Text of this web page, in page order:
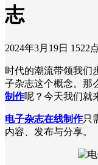
志
2024年3月19日 1522
时代的潮流带领我们
子杂志这个概念。那
制作呢？今天我们就
电子杂志在线制作只
内容、发布与分享。